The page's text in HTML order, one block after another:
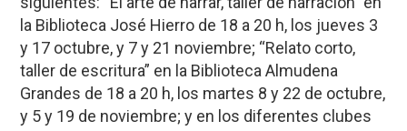
la Biblioteca José Hierro de 18 a 20 h, los jueves 3
y 17 octubre, y 7 y 21 noviembre; “Relato corto,
taller de escritura” en la Biblioteca Almudena
Grandes de 18 a 20 h, los martes 8 y 22 de octubre,
y 5 y 19 de noviembre; y en los diferentes clubes